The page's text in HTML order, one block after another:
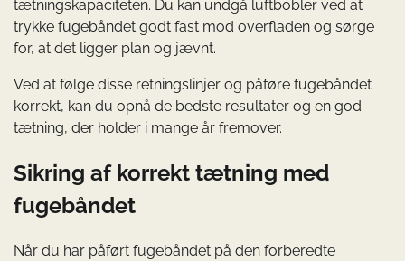
tætningskapaciteten. Du kan undgå luftbobler ved at
trykke fugebåndet godt fast mod overfladen og sørge
for, at det ligger plan og jævnt.
Ved at følge disse retningslinjer og påføre fugebåndet
korrekt, kan du opnå de bedste resultater og en god
tætning, der holder i mange år fremover.
Sikring af korrekt tætning med
fugebåndet
Når du har påført fugebåndet på den forberedte